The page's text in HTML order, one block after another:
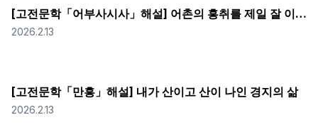
[고전문학「어부사시사」해설] 어촌의 흥취를 제일 잘 이해하고 있는 사대부
2026.2.13
[고전문학「만흥」해설] 내가 산이고 산이 나인 경지의 삶
2026.2.13